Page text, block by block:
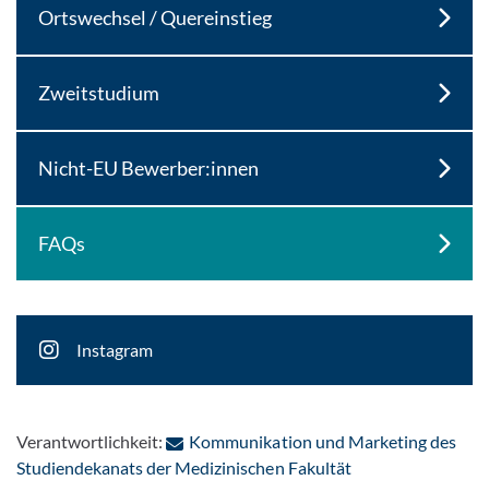
Ortswechsel / Quereinstieg
Zweitstudium
Nicht-EU Bewerber:innen
FAQs
Instagram
Verantwortlichkeit:
Kommunikation und Marketing des
Studiendekanats der Medizinischen Fakultät: Per E-Mail